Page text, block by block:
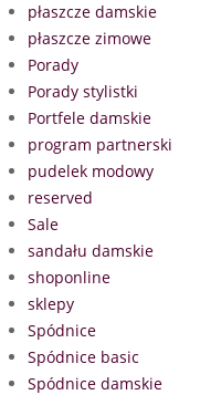
płaszcze damskie
płaszcze zimowe
Porady
Porady stylistki
Portfele damskie
program partnerski
pudelek modowy
reserved
Sale
sandału damskie
shoponline
sklepy
Spódnice
Spódnice basic
Spódnice damskie